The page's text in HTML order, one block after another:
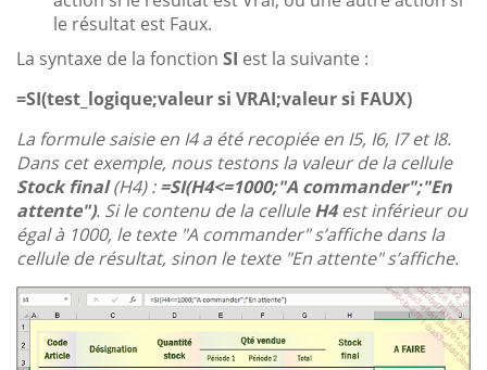
le résultat est Faux.
La syntaxe de la fonction SI est la suivante :
=SI(test_logique;valeur si VRAI;valeur si FAUX)
La formule saisie en I4 a été recopiée en I5, I6, I7 et I8.
Dans cet exemple, nous testons la valeur de la cellule
Stock final(H4) :=SI(H4<=1000;"A commander";"En
attente"). Si le contenu de la celluleH4est inférieur ou
égal à 1000, le texte "A commander" s’affiche dans la
cellule de résultat, sinon le texte "En attente" s’affiche.